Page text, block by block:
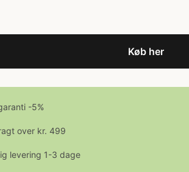
Køb her
-5%
over kr. 499
levering 1-3 dage